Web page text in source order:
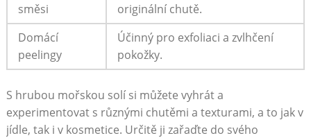
směsi
originální chutě.
Domácí
peelingy
Účinný pro exfoliaci a zvlhčení
pokožky.
S hrubou mořskou solí si můžete vyhrát a
experimentovat s různými chutěmi a texturami, a to jak v
jídle, tak⁣ i v ⁢kosmetice. Určitě ji zařaďte do svého